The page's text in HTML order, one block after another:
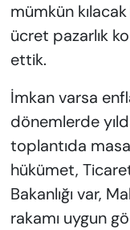
mümkün
ücret pazarlık
ettik.
İmkan varsa
dönemlerde
toplantıda
hükümet, Ticaret
Bakanlığı var,
rakamı uygun